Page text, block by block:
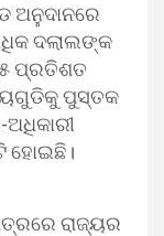
ଅନୁଦାନରେ
ଦଲାଲଙ୍କ
ପ୍ରତିଶତ
ପୁସ୍ତକ
ହୋଇଛି।
ରାଜ୍ୟର